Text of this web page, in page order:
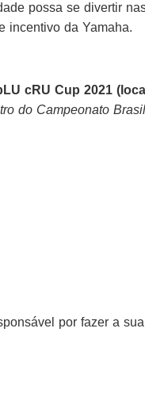
possa se divertir
incentivo da Yamaha.
cRU Cup 2021
do Campeonato
por fazer a